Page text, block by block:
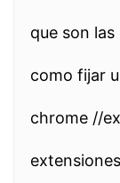
que son
como fijar
chrome //